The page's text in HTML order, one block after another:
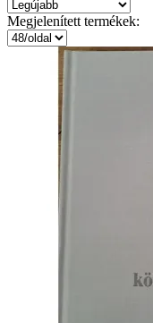
Megjelenített termékek: